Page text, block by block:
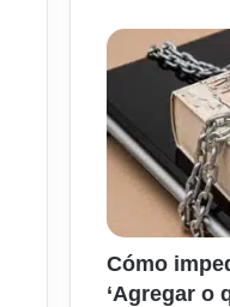
Cómo
‘Agregar o